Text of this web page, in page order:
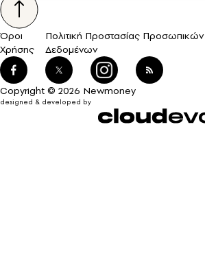
Όροι
Χρήσης
Πολιτική Προστασίας Προσωπικών
Δεδομένων
Copyright © 2026 Newmoney
designed & developed by